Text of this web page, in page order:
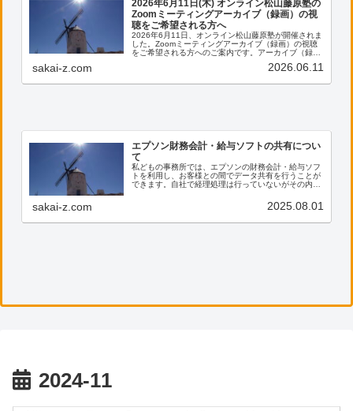
2026年6月11日(木) オンライン松山藤原塾の
Zoomミーティングアーカイブ（録画）の視
聴をご希望される方へ
2026年6月11日、オンライン松山藤原塾が開催されま
した。Zoomミーティングアーカイブ（録画）の視聴
をご希望される方へのご案内です。アーカイブ（録
わせより、「松山藤原塾アーカイブ（録画）の...
sakai-z.com 2026.06.11
エプソン財務会計・給与ソフトの共有につい
て
私どもの事務所では、エプソンの財務会計・給与ソフ
トを利用し、お客様との間でデータ共有を行うことが
できます。自社で経理処理は行っていないがその内容
望がございましたら、ぜひ私共までご連絡ください。
sakai-z.com 2025.08.01
2024-11